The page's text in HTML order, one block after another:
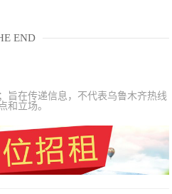
END
旨在传递信息，不代表乌鲁木齐热线
和立场。